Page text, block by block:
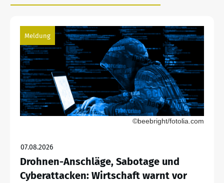
Meldung
©beebright/fotolia.com
07.08.2026
Drohnen-Anschläge, Sabotage und
Cyberattacken: Wirtschaft warnt vor